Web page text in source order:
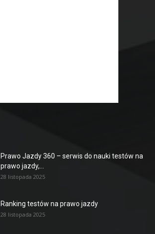
Prawo Jazdy 360 – serwis do nauki testów na
prawo jazdy,...
28 listopada 2025
Ranking testów na prawo jazdy
28 listopada 2025